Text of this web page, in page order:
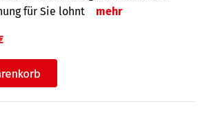
für Sie lohnt
mehr